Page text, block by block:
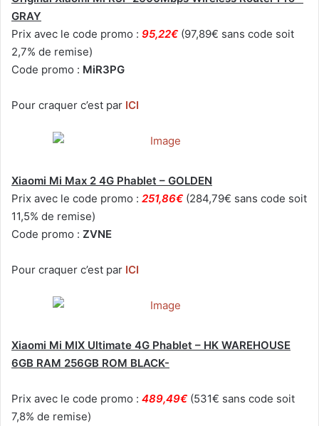
GRAY
Prix avec le code promo : 95,22€ (97,89€ sans code soit
2,7% de remise)
Code promo : MiR3PG
Pour craquer c’est par ICI
Xiaomi Mi Max 2 4G Phablet – GOLDEN
Prix avec le code promo : 251,86€ (284,79€ sans code soit
11,5% de remise)
Code promo : ZVNE
Pour craquer c’est par ICI
Xiaomi Mi MIX Ultimate 4G Phablet – HK WAREHOUSE
6GB RAM 256GB ROM BLACK-
Prix avec le code promo : 489,49€ (531€ sans code soit
7,8% de remise)